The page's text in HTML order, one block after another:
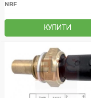
NRF
КУПИТИ